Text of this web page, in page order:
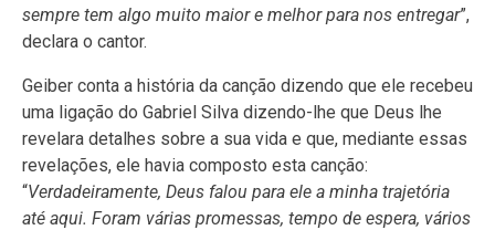
sempre tem algo muito maior e melhor para nos entregar”,
declara o cantor.
Geiber conta a história da canção dizendo que ele recebeu
uma ligação do Gabriel Silva dizendo-lhe que Deus lhe
revelara detalhes sobre a sua vida e que, mediante essas
revelações, ele havia composto esta canção:
“Verdadeiramente, Deus falou para ele a minha trajetória
até aqui. Foram várias promessas, tempo de espera, vários